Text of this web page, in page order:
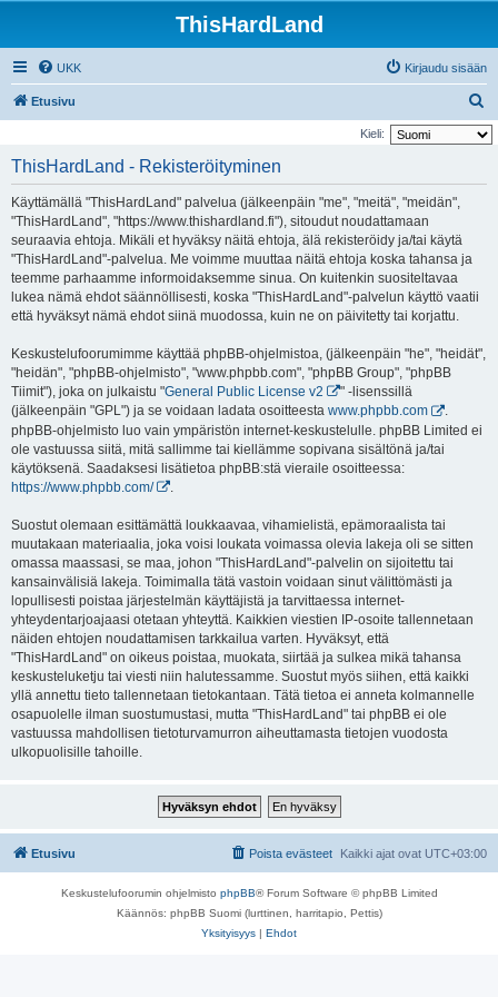
ThisHardLand
UKK Kirjaudu sisään
Etusivu
t
Kieli:
ThisHardLand - Rekisteröityminen
Käyttämällä "ThisHardLand" palvelua (jälkeenpäin "me", "meitä", "meidän",
"ThisHardLand", "https://www.thishardland.fi"), sitoudut noudattamaan
seuraavia ehtoja. Mikäli et hyväksy näitä ehtoja, älä rekisteröidy ja/tai käytä
"ThisHardLand"-palvelua. Me voimme muuttaa näitä ehtoja koska tahansa ja
teemme parhaamme informoidaksemme sinua. On kuitenkin suositeltavaa
lukea nämä ehdot säännöllisesti, koska "ThisHardLand"-palvelun käyttö vaatii
että hyväksyt nämä ehdot siinä muodossa, kuin ne on päivitetty tai korjattu.
Keskustelufoorumimme käyttää phpBB-ohjelmistoa, (jälkeenpäin "he", "heidät",
"heidän", "phpBB-ohjelmisto", "www.phpbb.com", "phpBB Group", "phpBB
Tiimit"), joka on julkaistu "General Public License v2
" -lisenssillä
(jälkeenpäin "GPL") ja se voidaan ladata osoitteesta www.phpbb.com
.
phpBB-ohjelmisto luo vain ympäristön internet-keskustelulle. phpBB Limited ei
ole vastuussa siitä, mitä sallimme tai kiellämme sopivana sisältönä ja/tai
käytöksenä. Saadaksesi lisätietoa phpBB:stä vieraile osoitteessa:
https://www.phpbb.com/
Suostut olemaan esittämättä loukkaavaa, vihamielistä, epämoraalista tai
muutakaan materiaalia, joka voisi loukata voimassa olevia lakeja oli se sitten
omassa maassasi, se maa, johon "ThisHardLand"-palvelin on sijoitettu tai
kansainvälisiä lakeja. Toimimalla tätä vastoin voidaan sinut välittömästi ja
lopullisesti poistaa järjestelmän käyttäjistä ja tarvittaessa internet-
yhteydentarjoajaasi otetaan yhteyttä. Kaikkien viestien IP-osoite tallennetaan
näiden ehtojen noudattamisen tarkkailua varten. Hyväksyt, että
"ThisHardLand" on oikeus poistaa, muokata, siirtää ja sulkea mikä tahansa
keskusteluketju tai viesti niin halutessamme. Suostut myös siihen, että kaikki
yllä annettu tieto tallennetaan tietokantaan. Tätä tietoa ei anneta kolmannelle
osapuolelle ilman suostumustasi, mutta "ThisHardLand" tai phpBB ei ole
vastuussa mahdollisen tietoturvamurron aiheuttamasta tietojen vuodosta
ulkopuolisille tahoille.
Etusivu Kaikki ajat ovat UTC+03:00
Poista evästeet
Keskustelufoorumin ohjelmisto phpBB® Forum Software © phpBB Limited
Käännös: phpBB Suomi (lurttinen, harritapio, Pettis)
Yksityisyys | Ehdot